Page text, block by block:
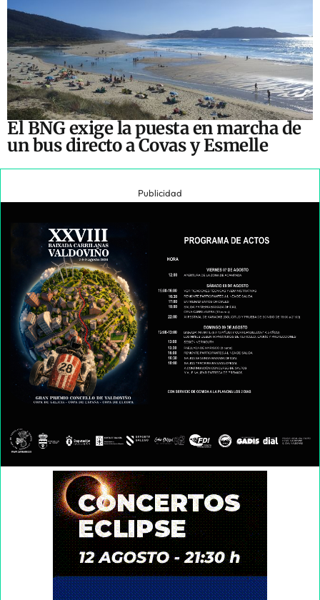
El BNG exige la puesta en marcha de
un bus directo a Covas y Esmelle
Publicidad